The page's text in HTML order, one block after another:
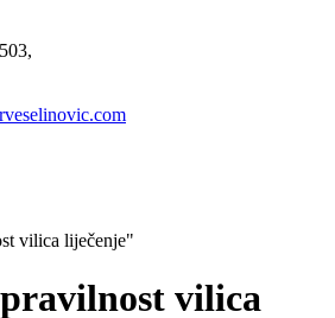
vilica liječenje"
vilica